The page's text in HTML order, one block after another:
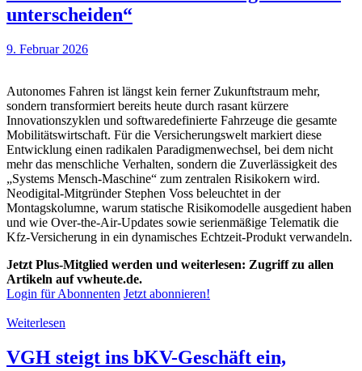
unterscheiden“
9. Februar 2026
Autonomes Fahren ist längst kein ferner Zukunftstraum mehr,
sondern transformiert bereits heute durch rasant kürzere
Innovationszyklen und softwaredefinierte Fahrzeuge die gesamte
Mobilitätswirtschaft. Für die Versicherungswelt markiert diese
Entwicklung einen radikalen Paradigmenwechsel, bei dem nicht
mehr das menschliche Verhalten, sondern die Zuverlässigkeit des
„Systems Mensch-Maschine“ zum zentralen Risikokern wird.
Neodigital-Mitgründer Stephen Voss beleuchtet in der
Montagskolumne, warum statische Risikomodelle ausgedient haben
und wie Over-the-Air-Updates sowie serienmäßige Telematik die
Kfz-Versicherung in ein dynamisches Echtzeit-Produkt verwandeln.
Jetzt Plus-Mitglied werden und weiterlesen: Zugriff zu allen
Artikeln auf vwheute.de.
Login für Abonnenten Jetzt abonnieren!
Weiterlesen
VGH steigt ins bKV-Geschäft ein,